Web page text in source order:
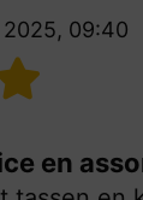
2025, 09:40
en